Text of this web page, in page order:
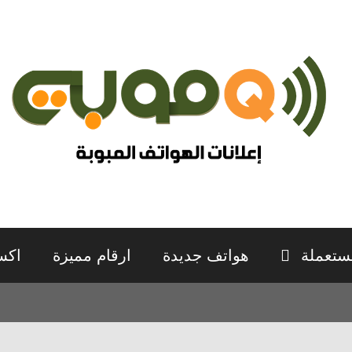
هواتف جديدة ارقام مميزة